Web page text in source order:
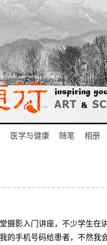
医学与健康 随笔 相册
摄影入门讲座，不少学生
的手机号码给患者，不然